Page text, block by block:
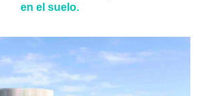
en el suelo.